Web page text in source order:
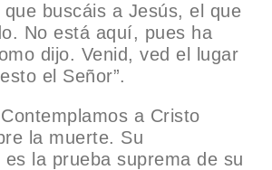
buscáis a Jesús, el que
No está aquí, pues ha
dijo. Venid, ved el lugar
el Señor”.
Contemplamos a Cristo
la muerte. Su
es la prueba suprema de su